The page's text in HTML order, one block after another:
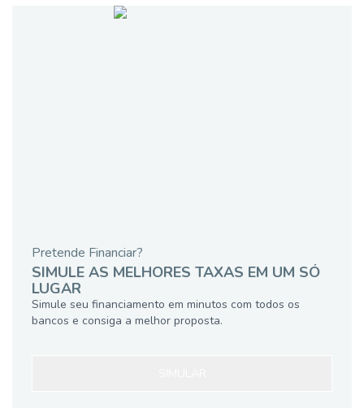
Pretende Financiar?
SIMULE AS MELHORES TAXAS EM UM SÓ
LUGAR
Simule seu financiamento em minutos com todos os
bancos e consiga a melhor proposta.